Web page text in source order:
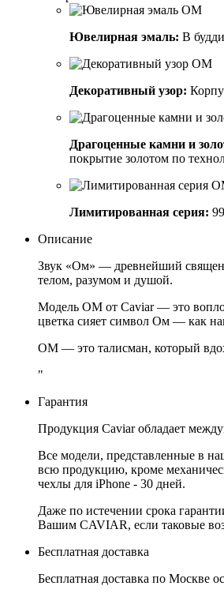
Ювелирная эмаль: В
Декоративный узор:
Драгоценные камни и
покрытие золотом по
Лимитированная серия:
Описание
Звук «Ом» — древнейший
телом, разумом и душой.
Модель OM от Caviar — это
цветка сияет символ Ом — как
OM — это талисман, который
"
Гарантия
Продукция Caviar обладает
Все модели, представленные в
всю продукцию, кроме
чехлы для iPhone - 30 дней.
Даже по истечении срока
Вашим CAVIAR, если таковые
Бесплатная доставка
Бесплатная доставка по Москве